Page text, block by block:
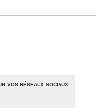
vos réseaux sociaux